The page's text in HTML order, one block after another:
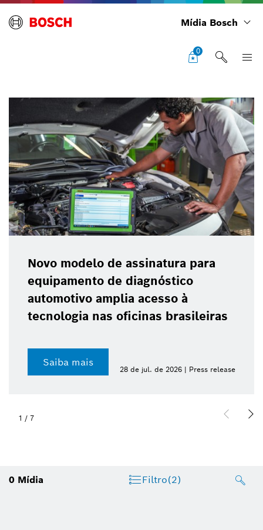
Mídia Bosch
0
Novo modelo de assinatura para
equipamento de diagnóstico
automotivo amplia acesso à
tecnologia nas oficinas brasileiras
Saiba mais
28 de jul. de 2026 | Press release
1 / 7
0 Mídia Filtro(2)